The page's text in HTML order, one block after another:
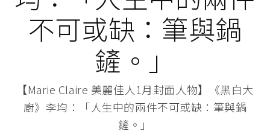
不可或缺：筆與鍋
鏟。」
【Marie Claire 美麗佳人1月封面人物】《黑白大
廚》李均：「人生中的兩件不可或缺：筆與鍋
鏟。」